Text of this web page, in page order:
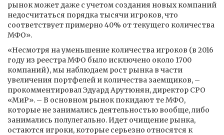
рынок может даже с учетом создания новых компаний
недосчитаться порядка тысячи игроков, что
соответствует примерно 40% от текущего количества
МФО».
«Несмотря на уменьшение количества игроков (в 2016
году из реестра МФО было исключено около 1700
компаний), мы наблюдаем рост рынка в части
увеличения портфелей и количества заемщиков, –
прокомментировал Эдуард Арутюнян, директор СРО
«МиР». – В основном рынок покидают те МФО,
которые не занимались деятельностью вообще, либо
занимались полулегально. Идет очищение рынка,
остаются игроки, которые серьезно относятся к